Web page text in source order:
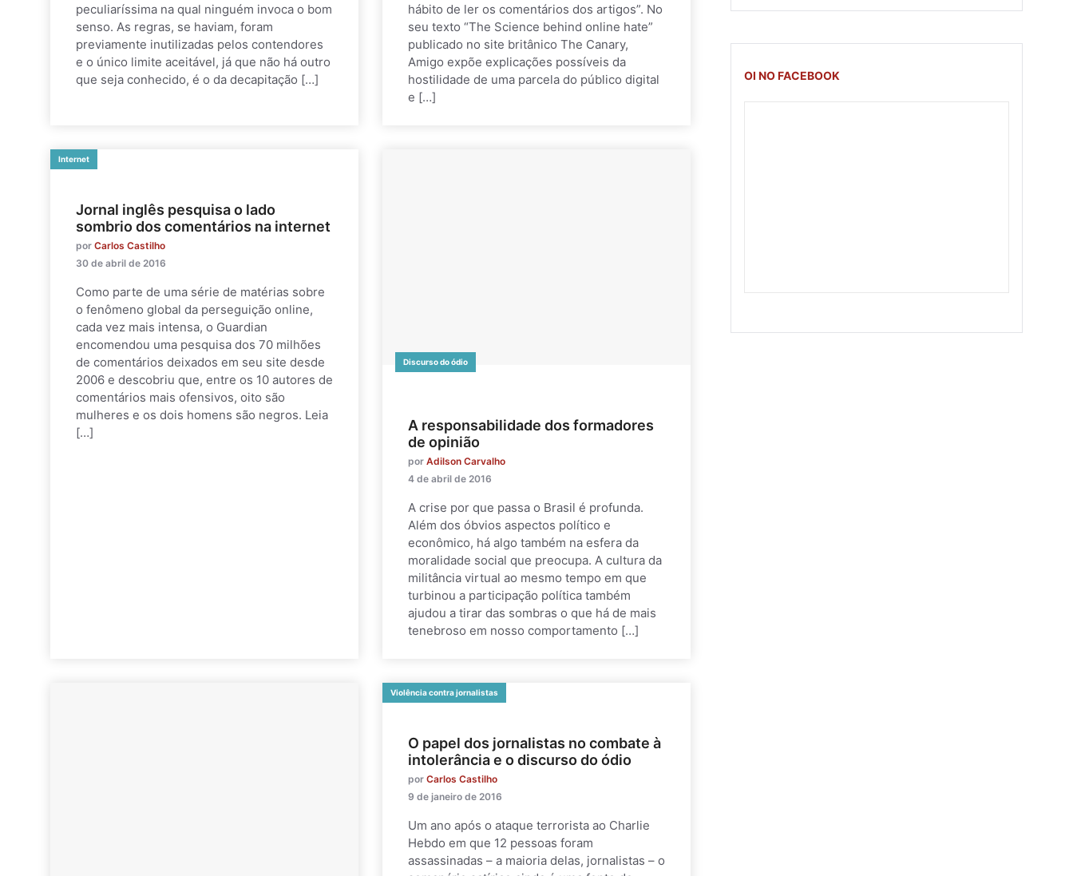
peculiaríssima na qual ninguém invoca o bom
senso. As regras, se haviam, foram
previamente inutilizadas pelos contendores
e o único limite aceitável, já que não há outro
que seja conhecido, é o da decapitação […]
hábito de ler os comentários dos artigos”. No
seu texto “The Science behind online hate”
publicado no site britânico The Canary,
Amigo expõe explicações possíveis da
hostilidade de uma parcela do público digital
e […]
Internet
Jornal inglês pesquisa o lado
sombrio dos comentários na internet
por Carlos Castilho
30 de abril de 2016
Como parte de uma série de matérias sobre
o fenômeno global da perseguição online,
cada vez mais intensa, o Guardian
encomendou uma pesquisa dos 70 milhões
de comentários deixados em seu site desde
2006 e descobriu que, entre os 10 autores de
comentários mais ofensivos, oito são
mulheres e os dois homens são negros. Leia
[…]
Discurso do ódio
A responsabilidade dos formadores
de opinião
por Adilson Carvalho
4 de abril de 2016
A crise por que passa o Brasil é profunda.
Além dos óbvios aspectos político e
econômico, há algo também na esfera da
moralidade social que preocupa. A cultura da
militância virtual ao mesmo tempo em que
turbinou a participação política também
ajudou a tirar das sombras o que há de mais
tenebroso em nosso comportamento […]
Violência contra jornalistas
O papel dos jornalistas no combate à
intolerância e o discurso do ódio
por Carlos Castilho
9 de janeiro de 2016
Um ano após o ataque terrorista ao Charlie
Hebdo em que 12 pessoas foram
assassinadas – a maioria delas, jornalistas – o
OI NO FACEBOOK